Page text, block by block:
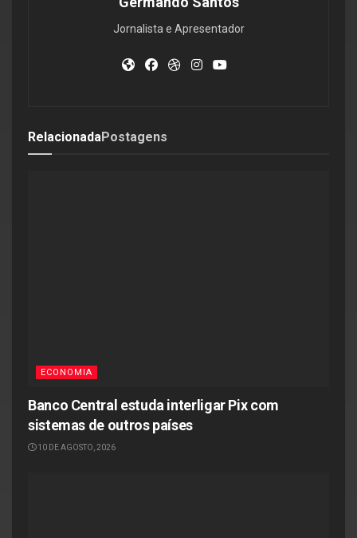
Jornalista e Apresentador
RelacionadaPostagens
ECONOMIA
Banco Central estuda interligar Pix com
sistemas de outros países
10 DE AGOSTO, 2026